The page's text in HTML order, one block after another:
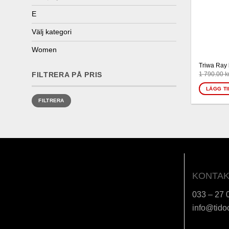
E
Välj kategori
Women
FILTRERA PÅ PRIS
Min
pris
Max
prisFILTRERA
Triwa Ray
1 790.00
LÄGG
033 – 27